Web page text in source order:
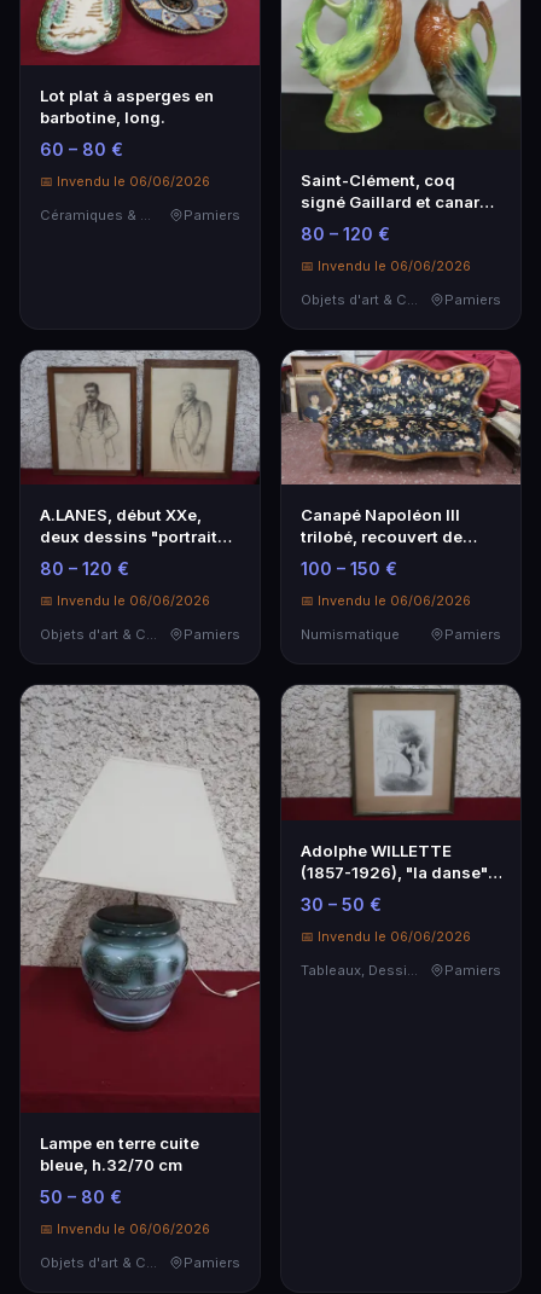
Lot plat à asperges en
barbotine, long.
60 – 80 €
📅 Invendu le 06/06/2026
Pamiers
Saint-Clément, coq
signé Gaillard et canard,
h.
80 – 120 €
📅 Invendu le 06/06/2026
Objets d'art & Curiosités
Pamiers
A.LANES, début XXe,
deux dessins "portraits
d'hommes" en pie…
80 – 120 €
📅 Invendu le 06/06/2026
Objets d'art & Curiosités
Pamiers
Canapé Napoléon III
trilobé, recouvert de
tissu à décor d'oi…
100 – 150 €
📅 Invendu le 06/06/2026
Numismatique
Pamiers
Lampe en terre cuite
bleue, h.32/70 cm
50 – 80 €
📅 Invendu le 06/06/2026
Pamiers
Adolphe WILLETTE
(1857-1926), "la danse",
gravure en noir 24…
30 – 50 €
📅 Invendu le 06/06/2026
Pamiers